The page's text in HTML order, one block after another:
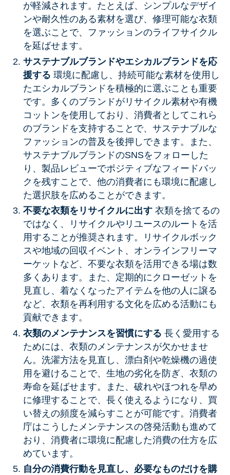
が軽減されます。たとえば、シンプルなデザイ
ンや耐久性のある素材を選び、修理可能な衣類
を選ぶことで、ファッションのライフサイクル
を延ばせます。
サステナブルブランドやエシカルブランドを応
援する 環境に配慮し、持続可能な素材を使用し
たエシカルブランドを積極的に選ぶことも重要
です。多くのブランドがリサイクル素材や有機
コットンを使用しており、消費者としてこれら
のブランドを支持することで、サステナブルな
ファッションの普及を後押しできます。また、
サステナブルブランドのSNSをフォローした
り、製品レビューでポジティブなフィードバッ
クを残すことで、他の消費者にも環境に配慮し
た選択肢を広めることができます。
不要な衣類をリサイクルに出す衣類を捨てるの
ではなく、リサイクルやリユースのルートを活
用することが推奨されます。リサイクルボック
スや地域の回収イベント、オンラインフリーマ
ーケットなど、不要な衣類を活用できる場は数
多くあります。また、定期的にクローゼットを
見直し、着なくなったアイテムを他の人に譲る
など、衣類を再利用する文化を広める活動にも
貢献できます。
衣類のメンテナンスを習慣にする 長く愛用する
ためには、衣類のメンテナンスが欠かせませ
ん。洗濯方法を見直し、漂白剤や乾燥機の過使
用を避けることで、生地の劣化を防ぎ、衣類の
寿命を延ばせます。また、破れやほつれを早め
に修理することで、長く使えるようになり、買
い替えの頻度を減らすことが可能です。消費者
庁はこうしたメンテナンスの啓発活動も進めて
おり、消費者に環境に配慮した消費の仕方を広
めています。
自分の消費行動を見直し、必要なものだけを購